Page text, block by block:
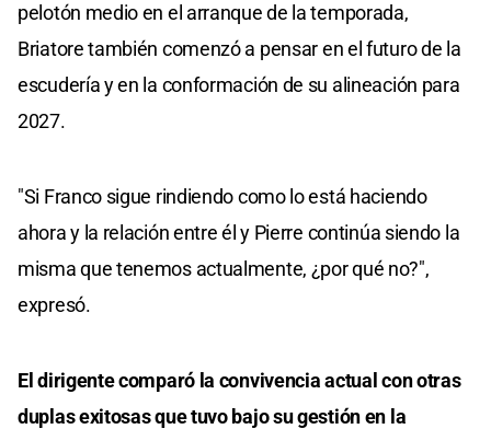
pelotón medio en el arranque de la temporada,
Briatore también comenzó a pensar en el futuro de la
escudería y en la conformación de su alineación para
2027.
"Si Franco sigue rindiendo como lo está haciendo
ahora y la relación entre él y Pierre continúa siendo la
misma que tenemos actualmente, ¿por qué no?",
expresó.
El dirigente comparó la convivencia actual con otras
duplas exitosas que tuvo bajo su gestión en la